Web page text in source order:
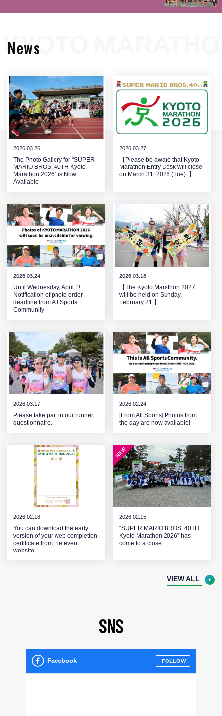
News
2026.03.26
The Photo Gallery for “SUPER
MARIO BROS. 40TH Kyoto
Marathon 2026” is Now
Available
2026.03.27
【Please be aware that Kyoto
Marathon Entry Desk will close
on March 31, 2026 (Tue). 】
2026.03.24
Until Wednesday, April 1!
Notification of photo order
deadline from All Sports
Community
2026.03.18
【The Kyoto Marathon 2027
will be held on Sunday,
February 21.】
2026.03.17
Please take part in our runner
questionnaire.
2026.02.24
[From All Sports] Photos from
the day are now available!
2026.02.18
You can download the early
version of your web completion
certificate from the event
website.
2026.02.15
“SUPER MARIO BROS. 40TH
Kyoto Marathon 2026” has
come to a close.
VIEW ALL
SNS
Facebook FOLLOW